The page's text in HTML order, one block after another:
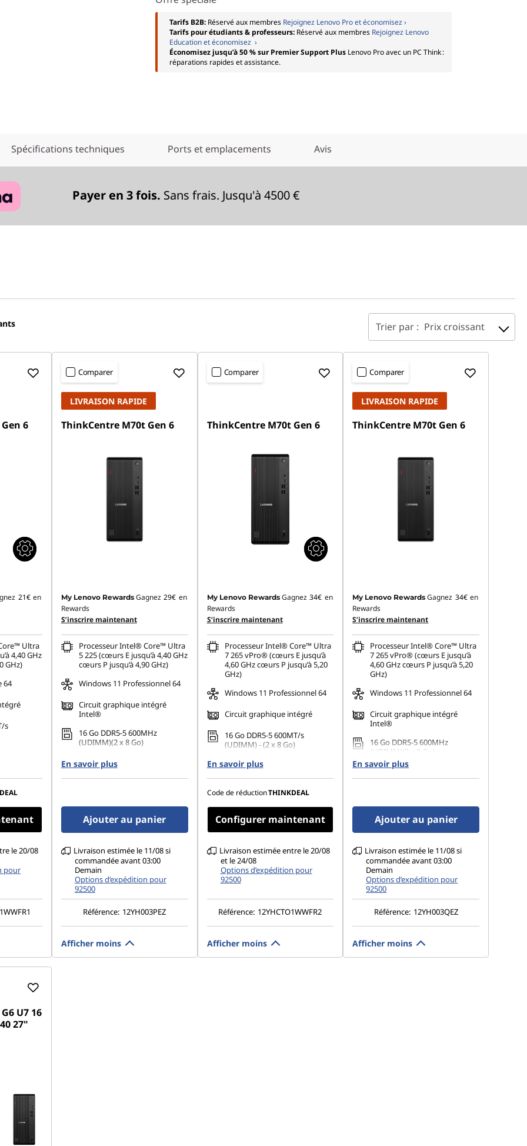
Tarifs B2B: Réservé aux membres Rejoignez Lenovo Pro et économisez ›
Tarifs pour étudiants & professeurs: Réservé aux membres Rejoignez Lenovo
Education et économisez ›
Économisez jusqu’à 50 % sur Premier Support Plus Lenovo Pro avec un PC Think :
réparations rapides et assistance.
Spécifications techniques Ports et emplacements Avis
Payer en 3 fois. Sans frais. Jusqu'à 4500 €
Trier par : Prix croissant
6
21€ en
Ultra
4,40 GHz
GHz)
64
s
jusqu’à 3
le 20/08
pour
Comparer
LIVRAISON RAPIDE
ThinkCentre M70t Gen 6
My Lenovo Rewards Gagnez 29€ en
Rewards
S’inscrire maintenant
Processeur Intel® Core™ Ultra
5 225 (cœurs E jusqu’à 4,40 GHz
cœurs P jusqu’à 4,90 GHz)
Windows 11 Professionnel 64
Circuit graphique intégré
Intel®
16 Go DDR5-5 600MHz
(UDIMM)(2 x 8 Go)
512 Go SSD M.2 2280 PCIe
Gen4 TLC Opal
En savoir plus
Ajouter au panier
Livraison estimée le 11/08 si
commandée avant 03:00
Demain
Options d’expédition pour
92500
Référence: 12YH003PEZ
Afficher moins
Comparer
ThinkCentre M70t Gen 6
My Lenovo Rewards Gagnez 34€ en
Rewards
S’inscrire maintenant
Processeur Intel® Core™ Ultra
7 265 vPro® (cœurs E jusqu’à
4,60 GHz cœurs P jusqu’à 5,20
GHz)
Windows 11 Professionnel 64
Circuit graphique intégré
16 Go DDR5-5 600MT/s
(UDIMM) - (2 x 8 Go)
512 Go SSD M.2 2280 PCIe
Gen4 TLC Opal
Permet de connecter jusqu’à 3
En savoir plus
Code de réductionTHINKDEAL
Configurer maintenant
Livraison estimée entre le 20/08
et le 24/08
Options d’expédition pour
92500
Référence: 12YHCTO1WWFR2
Afficher moins
Comparer
LIVRAISON RAPIDE
ThinkCentre M70t Gen 6
My Lenovo Rewards Gagnez 34€ en
Rewards
S’inscrire maintenant
Processeur Intel® Core™ Ultra
7 265 vPro® (cœurs E jusqu’à
4,60 GHz cœurs P jusqu’à 5,20
GHz)
Windows 11 Professionnel 64
Circuit graphique intégré
Intel®
16 Go DDR5-5 600MHz
(UDIMM)(2 x 8 Go)
512 Go SSD M.2 2280 PCIe
Gen4 TLC Opal
moniteurs indépendants
En savoir plus
Ajouter au panier
Livraison estimée le 11/08 si
commandée avant 03:00
Demain
Options d’expédition pour
92500
Référence: 12YH003QEZ
Afficher moins
U7 16
27"